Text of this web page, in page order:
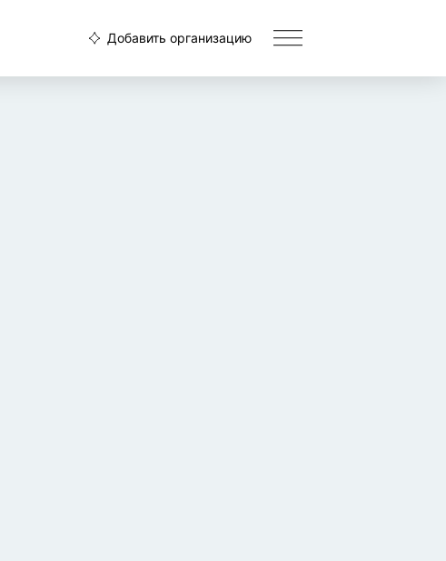
Добавить организацию